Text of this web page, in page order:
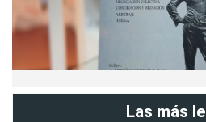
Las más